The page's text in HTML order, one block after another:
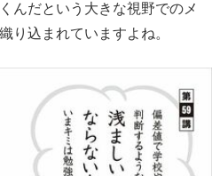
んだという大きな視野でのメ
り込まれていますよね。